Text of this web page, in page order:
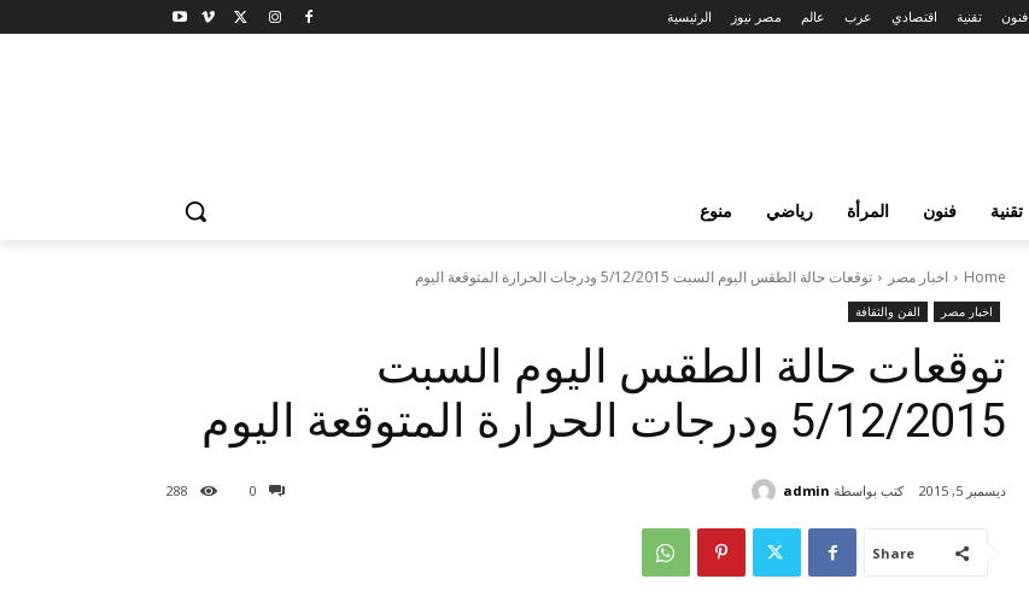
الرئيسية مصر نيوز عالم عرب اقتصادي تقنية فنون
تقنية فنون المرأة رياضي منوع
Home اخبار مصر توقعات حالة الطقس اليوم السبت 5/12/2015 ودرجات الحرارة المتوقعة اليوم
اخبار مصر الفن والثقافة
توقعات حالة الطقس اليوم السبت
5/12/2015 ودرجات الحرارة المتوقعة اليوم
0
288 ديسمبر 5, 2015 كتب بواسطة admin
Share